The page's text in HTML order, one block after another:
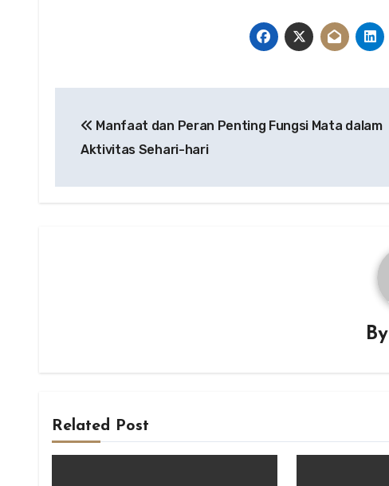
navigation
Manfaat dan Peran Penting Fungsi Mata dalam
Aktivitas Sehari-hari
By
Related Post